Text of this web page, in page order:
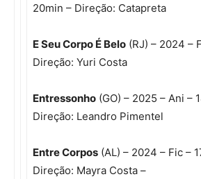
20min – Direção: Catapreta
E Seu Corpo É Belo (RJ) – 2024 –
Direção: Yuri Costa
Entressonho (GO) – 2025 – Ani –
Direção: Leandro Pimentel
Entre Corpos (AL) – 2024 – Fic –
Direção: Mayra Costa –